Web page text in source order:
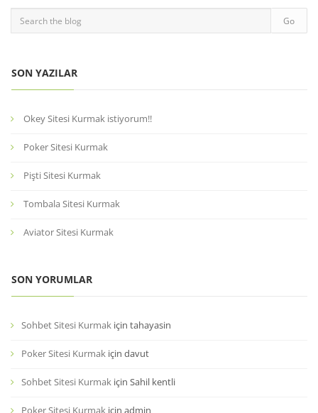
SON YAZILAR
Okey Sitesi Kurmak istiyorum!!
Poker Sitesi Kurmak
Pişti Sitesi Kurmak
Tombala Sitesi Kurmak
Aviator Sitesi Kurmak
SON YORUMLAR
Sohbet Sitesi Kurmak için tahayasin
Poker Sitesi Kurmak için davut
Sohbet Sitesi Kurmak için Sahil kentli
Poker Sitesi Kurmak için admin